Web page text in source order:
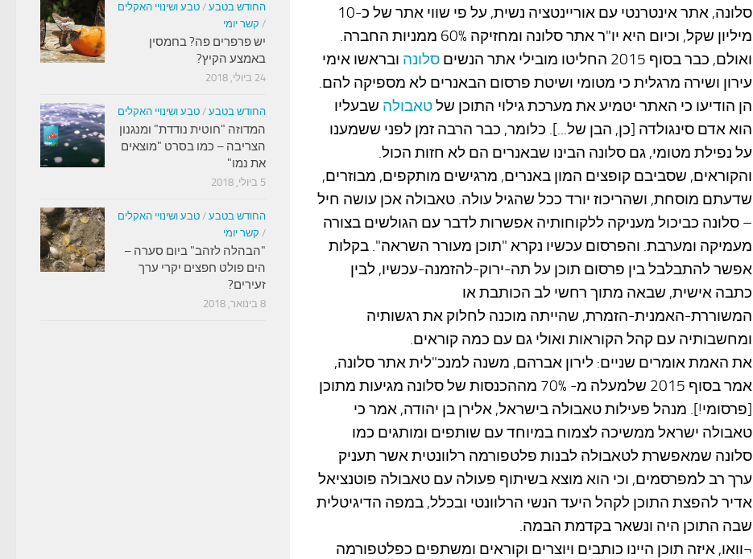
סלונה, אתר אינטרנטי עם אוריינטציה נשית, על פי שווי אתר של כ-10
מיליון שקל, וכיום היא יו"ר אתר סלונה ומחזיקה 60% ממניות החברה.
ואולם, כבר בסוף 2015 החליטו מובילי אתר הנשים
סלונה ובראשו אימי
עירון ושירה מרגלית כי מטומי ושיטת פרסום הבאנרים לא מספיקה להם.
הן הודיעו כי האתר יטמיע את מערכת גילוי התוכן שלטאבולה שבעליו
הוא אדם סינגולדה [כן, הבן של...]. כלומר, כבר הרבה זמן לפני ששמענו
על נפילת מטומי, גם סלונה הבינו שבאנרים הם לא חזות הכול.
והקוראים, שסביבם קופצים המון באנרים, מרגישים מותקפים, מבוזרים,
שדעתם מוסחת, ושהריכוז יורד ככל שהגיל עולה. טאבולה אכן עושה חיל
– סלונה כביכול מעניקה ללקוחותיה אפשרות לדבר עם הגולשים בצורה
מעמיקה ומערבת. והפרסום עכשיו נקרא "תוכן מעורר השראה". בקלות
אפשר להתבלבל בין פרסום תוכן על תה-ירוק-להזמנה-עכשיו, לבין
כתבה אישית, שבאה מתוך רחשי לב הכותבת או
המשוררת-האמנית-הזמרת, שהייתה מוכנה לחלוק את רגשותיה
ומחשבותיה עם קהל הקוראות ואולי גם עם כמה קוראים.
את האמת אומרים שניים: לירון אברהם, משנה למנכ"לית אתר סלונה,
אמר בסוף 2015 שלמעלה מ- 70% מההכנסות של סלונה מגיעות מתוכן
[פרסומי!]. מנהל פעילות טאבולה בישראל, אלירן בן יהודה, אמר כי
טאבולה ישראל ממשיכה לצמוח במיוחד עם שותפים ומותגים כמו
סלונה שמאפשרת לטאבולה לבנות פלטפורמה רלוונטית אשר תעניק
ערך רב למפרסמים, וכי הוא מוצא בשיתוף פעולה עם טאבולה פוטנציאל
אדיר להפצת התוכן לקהל היעד הנשי הרלוונטי ובכלל, במפה הדיגיטלית
שבה התוכן היה ונשאר בקדמת הבמה.
¬וואו, איזה תוכן היינו כותבים ויוצרים וקוראים ומשתפים כפלטפורמה
החודש בטבע / טבע ושינויי האקלים
/ קשר יומי
יש פרפרים פה? בחמסין
באמצע הקיץ?
24 ביולי, 2018
החודש בטבע / טבע ושינויי האקלים
המדוזה "חוטית נודדת" ומנגנון
הצריבה – כמו בסרט "מוצאים
את נמו"
5 ביולי, 2018
החודש בטבע / טבע ושינויי האקלים
/ קשר יומי
"הבהלה לזהב" ביום סערה –
הים פולט חפצים יקרי ערך
זעירים?
8 בינואר, 2018